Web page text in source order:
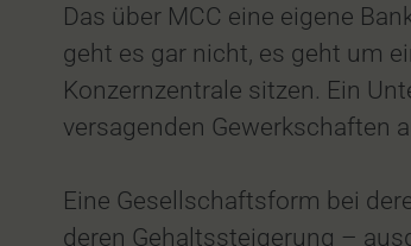
Das über MCC eine eigene
geht es gar nicht, es geht um
Konzernzentrale sitzen. Ein
versagenden Gewerkschaften
Eine Gesellschaftsform bei
deren Gehaltssteigerung –